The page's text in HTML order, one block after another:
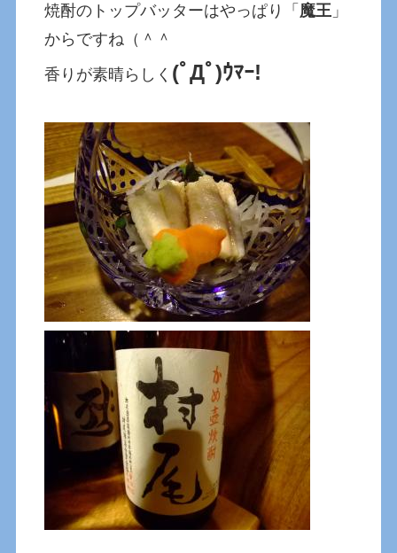
焼酎のトップバッターはやっぱり「 魔王 」
からですね（＾＾
香りが素晴らしく (ﾟДﾟ)ｳﾏｰ!